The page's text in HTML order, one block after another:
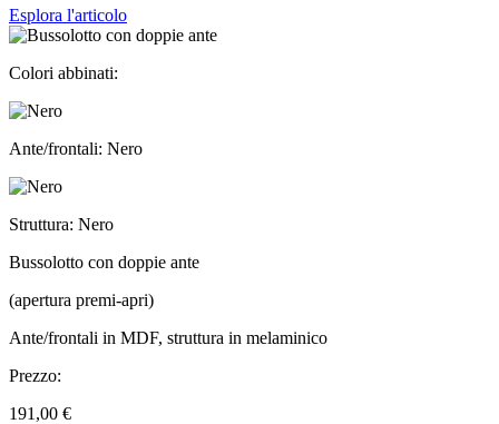
Esplora l'articolo
Colori abbinati:
Ante/frontali: Nero
Struttura: Nero
Bussolotto con doppie ante
(apertura premi-apri)
Ante/frontali in MDF, struttura in melaminico
Prezzo:
191,00 €